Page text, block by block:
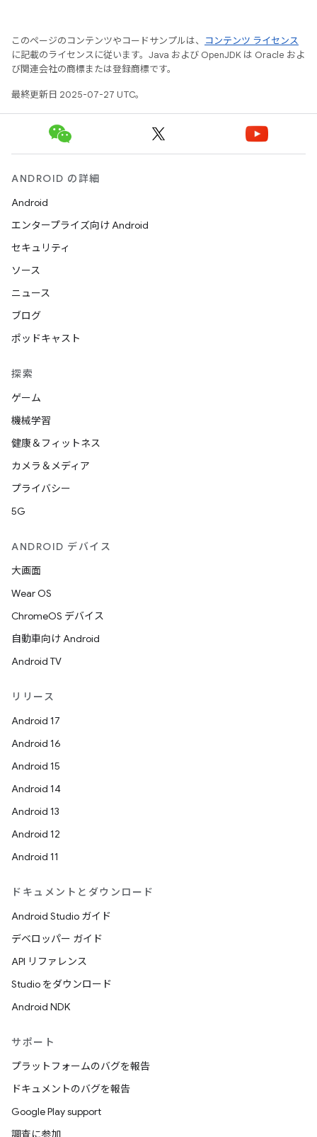
このページのコンテンツやコードサンプルは、
コンテンツ ライセンス
に記載のライセンスに従います。Java および OpenJDK は Oracle およ
び関連会社の商標または登録商標です。
最終更新日 2025-07-27 UTC。
ANDROID の詳細
Android
エンタープライズ向け Android
セキュリティ
ソース
ニュース
ブログ
ポッドキャスト
探索
ゲーム
機械学習
健康＆フィットネス
カメラ＆メディア
プライバシー
5G
ANDROID デバイス
大画面
Wear OS
ChromeOS デバイス
自動車向け Android
Android TV
リリース
Android 17
Android 16
Android 15
Android 14
Android 13
Android 12
Android 11
ドキュメントとダウンロード
Android Studio ガイド
デベロッパー ガイド
API リファレンス
Studio をダウンロード
Android NDK
サポート
プラットフォームのバグを報告
ドキュメントのバグを報告
Google Play support
調査に参加